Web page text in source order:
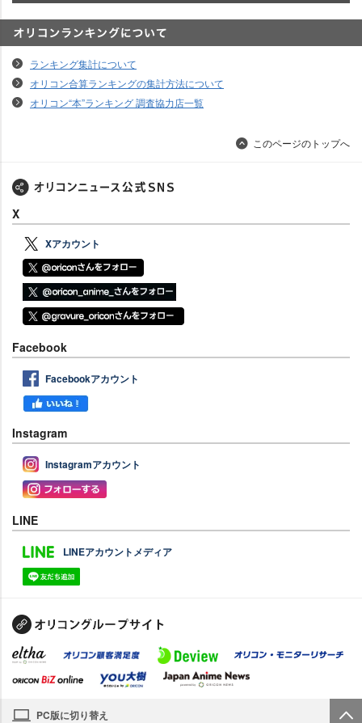
ランキング集計について
オリコン合算ランキングの集計方法について
オリコン“本”ランキング 調査協力店一覧
このページのトップへ
X
Xアカウント
Facebook
Facebookアカウント
Instagram
Instagramアカウント
LINE
LINEアカウントメディア
PC版に切り替え